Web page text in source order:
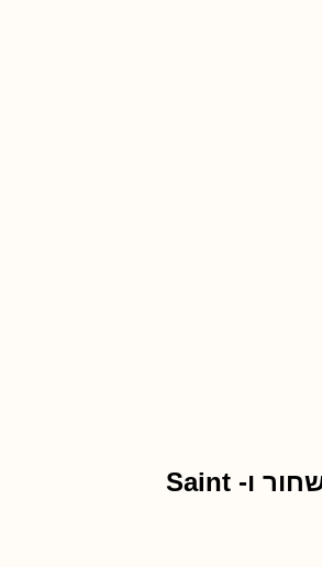
מסע אחר עם עורב שחור ו- Saint